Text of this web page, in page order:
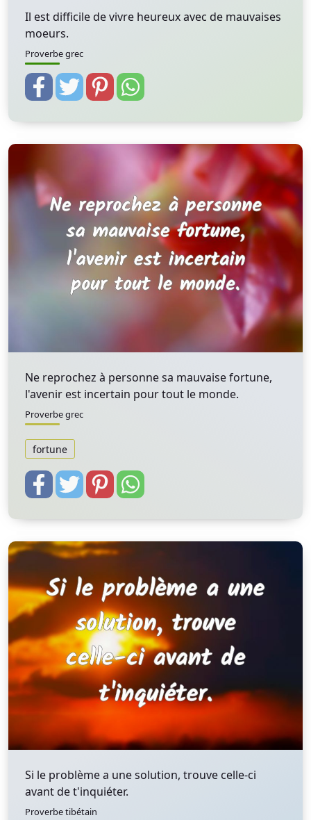
Il est difficile de vivre heureux avec de mauvaises
moeurs.
Proverbe grec
Ne reprochez à personne sa mauvaise fortune,
l'avenir est incertain pour tout le monde.
Proverbe grec
fortune
Si le problème a une solution, trouve celle-ci
avant de t'inquiéter.
Proverbe tibétain